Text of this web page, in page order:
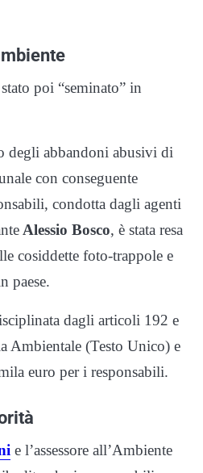
poi “seminato” in
degli abbandoni abusivi di
con conseguente
condotta dagli agenti
Alessio Bosco, è stata resa
cosiddette foto-trappole e
paese.
dagli articoli 192 e
Ambientale (Testo Unico) e
euro per i responsabili.
e l’assessore all’Ambiente